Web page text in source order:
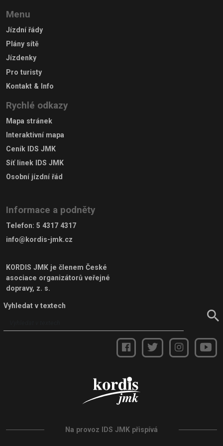
Menu
Jízdní řády
Plány sítě
Jízdenky
Pro turisty
Kontakt & Info
Rychlé odkazy
Mapa stránek
Interaktivní mapa
Ceník IDS JMK
Síť linek IDS JMK
Osobní jízdní řád
Informace a podněty
Telefon: 5 4317 4317
info@kordis-jmk.cz
KORDIS JMK je členem České
asociace organizátorů veřejné
dopravy, z. s.
Vyhledat v textech
Na provoz IDS JMK přispívá